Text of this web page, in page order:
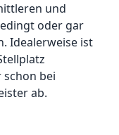
und
oder gar
Idealerweise ist
schon bei
ab.